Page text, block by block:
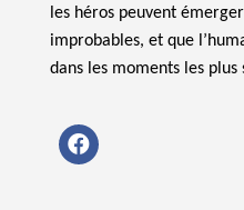
les héros peuvent
improbables, et que
dans les moments les plus